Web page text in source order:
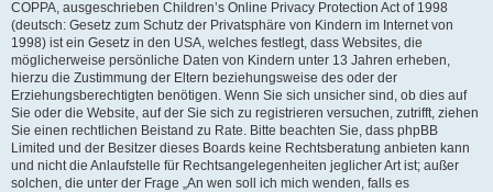
COPPA, ausgeschrieben Children’s Online Privacy Protection Act of 1998
(deutsch: Gesetz zum Schutz der Privatsphäre von Kindern im Internet von
1998) ist ein Gesetz in den USA, welches festlegt, dass Websites, die
möglicherweise persönliche Daten von Kindern unter 13 Jahren erheben,
hierzu die Zustimmung der Eltern beziehungsweise des oder der
Erziehungsberechtigten benötigen. Wenn Sie sich unsicher sind, ob dies auf
Sie oder die Website, auf der Sie sich zu registrieren versuchen, zutrifft, ziehen
Sie einen rechtlichen Beistand zu Rate. Bitte beachten Sie, dass phpBB
Limited und der Besitzer dieses Boards keine Rechtsberatung anbieten kann
und nicht die Anlaufstelle für Rechtsangelegenheiten jeglicher Art ist; außer
solchen, die unter der Frage „An wen soll ich mich wenden, falls es